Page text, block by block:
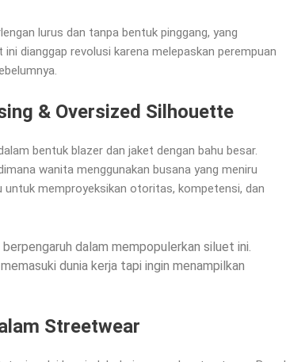
lurus dan tanpa bentuk pinggang, yang
dianggap revolusi karena melepaskan perempuan
& Oversized Silhouette
bentuk blazer dan jaket dengan bahu besar.
wanita menggunakan busana yang meniru
memproyeksikan otoritas, kompetensi, dan
dalam mempopulerkan siluet ini.
dunia kerja tapi ingin menampilkan
Streetwear